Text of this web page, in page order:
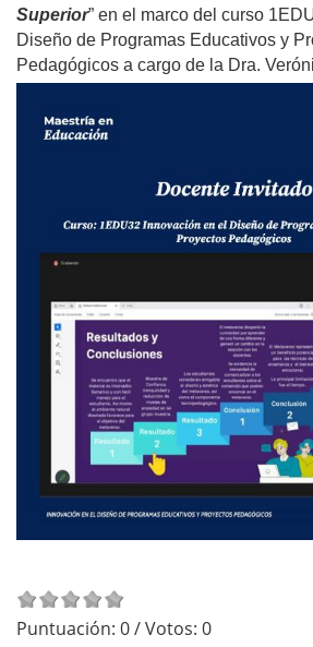
Superior” en el marco del curso
Diseño de Programas Educativos y
Pedagógicos a cargo de la Dra.
Puntuación: 0/ Votos: 0